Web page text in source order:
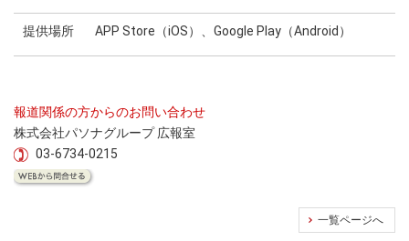
提供場所 APP Store（iOS）、Google Play（Android）
報道関係の方からのお問い合わせ
株式会社パソナグループ 広報室
03-6734-0215
一覧ページへ